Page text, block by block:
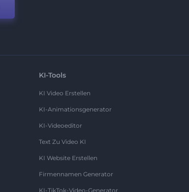
KI-Tools
KI Video Erstellen
KI-Animationsgenerator
KI-Videoeditor
Text Zu Video KI
KI Website Erstellen
Firmennamen Generator
KI-TikTok-Video-Generator